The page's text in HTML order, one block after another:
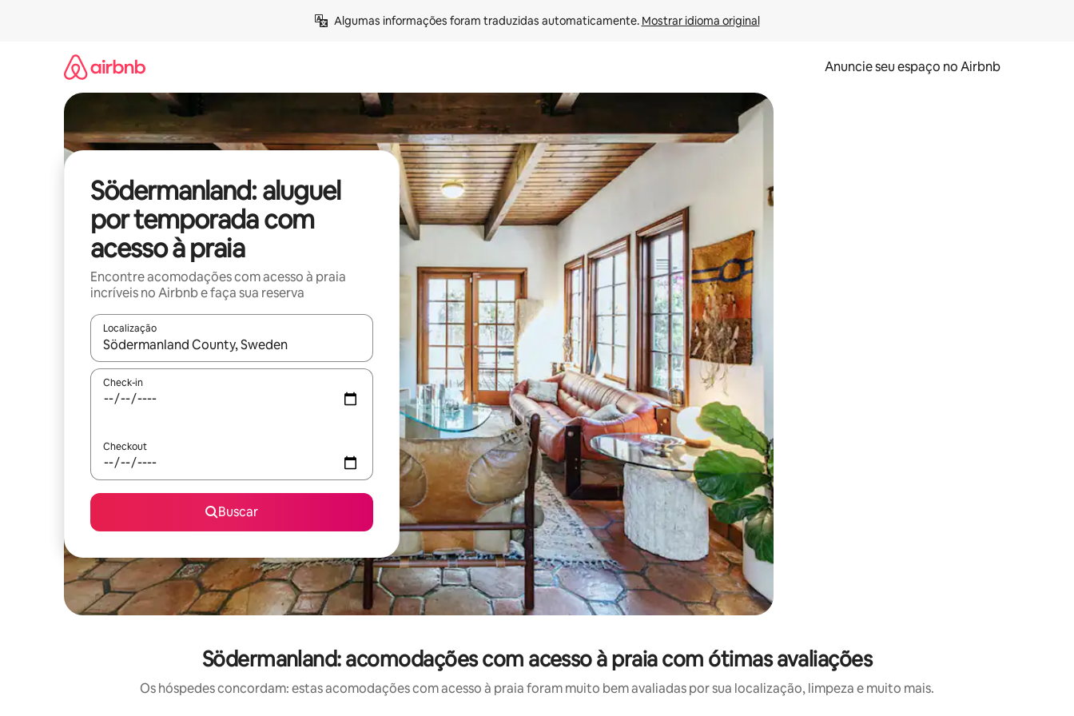
Algumas informações foram traduzidas automaticamente. Mostrar idioma original
Anuncie seu espaço no Airbnb
Södermanland: aluguel
por temporada com
acesso à praia
Encontre acomodações com acesso à praia
incríveis no Airbnb e faça sua reserva
Localização
Quando os resultados estiverem disponíveis, explore-os usando as seta para cima e para baixo do teclado ou tocando e deslizando o dedo na tela.
Check-in
Checkout
Buscar
Södermanland: acomodações com acesso à praia com ótimas avaliações
Os hóspedes concordam: estas acomodações com acesso à praia foram muito bem avaliadas por sua localização, limpeza e muito mais.